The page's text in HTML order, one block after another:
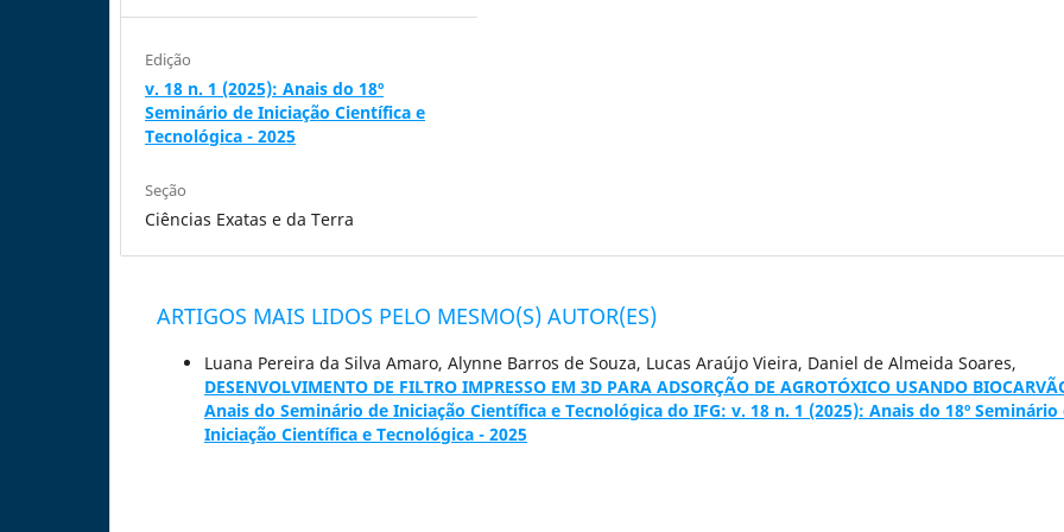
Edição
v. 18 n. 1 (2025): Anais do 18º
Seminário de Iniciação Científica e
Tecnológica - 2025
Seção
Ciências Exatas e da Terra
ARTIGOS MAIS LIDOS PELO MESMO(S) AUTOR(ES)
Luana Pereira da Silva Amaro, Alynne Barros de Souza, Lucas Araújo Vieira, Daniel de Almeida Soares,
DESENVOLVIMENTO DE FILTRO IMPRESSO EM 3D PARA ADSORÇÃO DE AGROTÓXICO USANDO
Anais do Seminário de Iniciação Científica e Tecnológica do IFG: v. 18 n. 1 (2025): Anais do 18º Seminário
Iniciação Científica e Tecnológica - 2025